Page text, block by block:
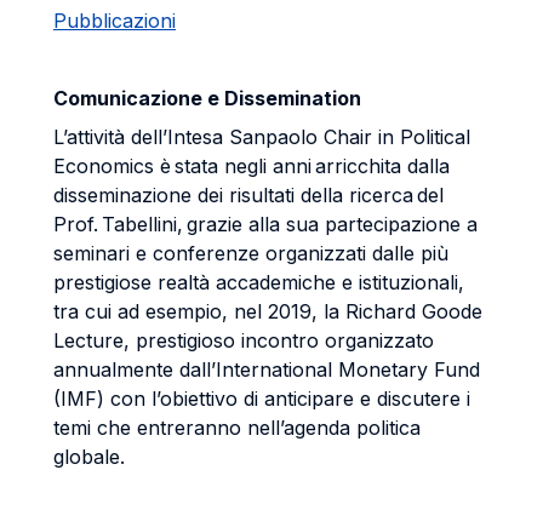
Pubblicazioni
Comunicazione e Dissemination
L’attività dell’Intesa Sanpaolo Chair in Political
Economics è stata negli anni arricchita dalla
disseminazione dei risultati della ricerca del
Prof. Tabellini, grazie alla sua partecipazione a
seminari e conferenze organizzati dalle più
prestigiose realtà accademiche e istituzionali,
tra cui ad esempio, nel 2019, la Richard Goode
Lecture, prestigioso incontro organizzato
annualmente dall’International Monetary Fund
(IMF) con l’obiettivo di anticipare e discutere i
temi che entreranno nell’agenda politica
globale.